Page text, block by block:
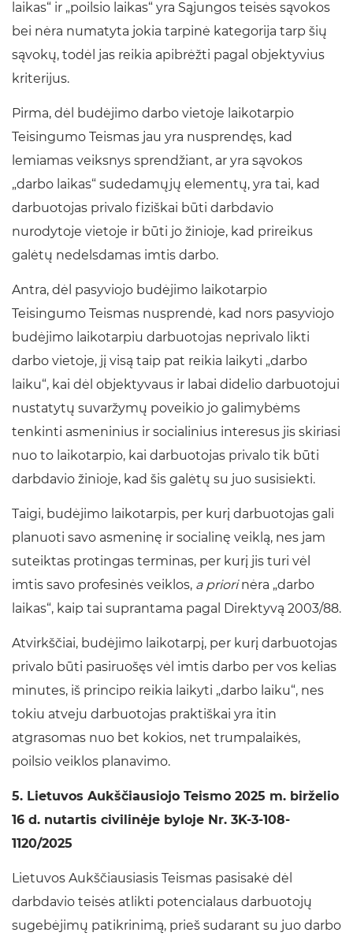
laikas“ ir „poilsio laikas“ yra Sąjungos teisės sąvokos
bei nėra numatyta jokia tarpinė kategorija tarp šių
sąvokų, todėl jas reikia apibrėžti pagal objektyvius
kriterijus.
Pirma, dėl budėjimo darbo vietoje laikotarpio
Teisingumo Teismas jau yra nusprendęs, kad
lemiamas veiksnys sprendžiant, ar yra sąvokos
„darbo laikas“ sudedamųjų elementų, yra tai, kad
darbuotojas privalo fiziškai būti darbdavio
nurodytoje vietoje ir būti jo žinioje, kad prireikus
galėtų nedelsdamas imtis darbo.
Antra, dėl pasyviojo budėjimo laikotarpio
Teisingumo Teismas nusprendė, kad nors pasyviojo
budėjimo laikotarpiu darbuotojas neprivalo likti
darbo vietoje, jį visą taip pat reikia laikyti „darbo
laiku“, kai dėl objektyvaus ir labai didelio darbuotojui
nustatytų suvaržymų poveikio jo galimybėms
tenkinti asmeninius ir socialinius interesus jis skiriasi
nuo to laikotarpio, kai darbuotojas privalo tik būti
darbdavio žinioje, kad šis galėtų su juo susisiekti.
Taigi, budėjimo laikotarpis, per kurį darbuotojas gali
planuoti savo asmeninę ir socialinę veiklą, nes jam
suteiktas protingas terminas, per kurį jis turi vėl
imtis savo profesinės veiklos, a priorinėra „darbo
laikas“, kaip tai suprantama pagal Direktyvą 2003/88.
Atvirkščiai, budėjimo laikotarpį, per kurį darbuotojas
privalo būti pasiruošęs vėl imtis darbo per vos kelias
minutes, iš principo reikia laikyti „darbo laiku“, nes
tokiu atveju darbuotojas praktiškai yra itin
atgrasomas nuo bet kokios, net trumpalaikės,
poilsio veiklos planavimo.
5. Lietuvos Aukščiausiojo Teismo 2025 m. birželio
16 d. nutartis civilinėje byloje Nr. 3K-3-108-
1120/2025
Lietuvos Aukščiausiasis Teismas pasisakė dėl
darbdavio teisės atlikti potencialaus darbuotojų
sugebėjimų patikrinimą, prieš sudarant su juo darbo